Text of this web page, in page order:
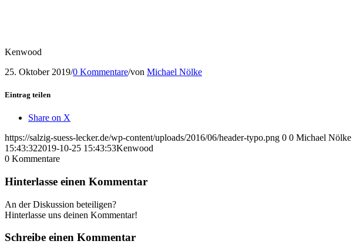
Kenwood
25. Oktober 2019/0 Kommentare/von Michael Nölke
Eintrag teilen
Share on X
https://salzig-suess-lecker.de/wp-content/uploads/2016/06/header-typo.png 0 0 Michael Nölke
15:43:322019-10-25 15:43:53Kenwood
0 Kommentare
Hinterlasse einen Kommentar
An der Diskussion beteiligen?
Hinterlasse uns deinen Kommentar!
Schreibe einen Kommentar